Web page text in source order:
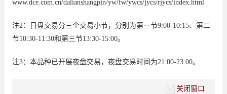
www.dce.com.cn/dalianshangpin/yw/fw/ywcs/jycs/rjycs/index.html
注2：日盘交易分三个交易小节，分别为第一节9:00-10:15、第二
节10:30-11:30和第三节13:30-15:00。
注3：本品种已开展夜盘交易，夜盘交易时间为21:00-23:00。
关闭窗口